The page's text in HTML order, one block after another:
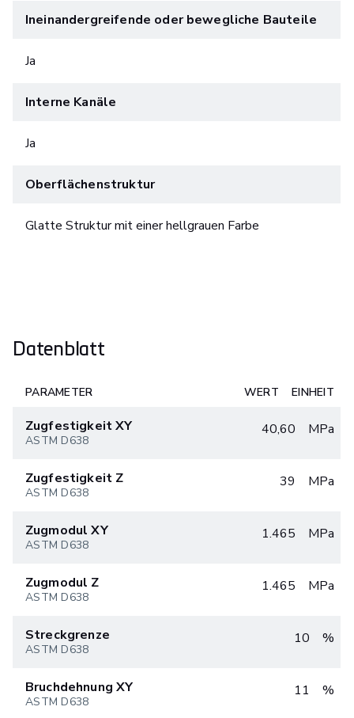
Ineinandergreifende oder bewegliche Bauteile
Ja
Interne Kanäle
Ja
Oberflächenstruktur
Glatte Struktur mit einer hellgrauen Farbe
Datenblatt
PARAMETER WERT EINHEIT
Zugfestigkeit XY
ASTM D638
40,60 MPa
Zugfestigkeit Z
ASTM D638
39 MPa
Zugmodul XY
ASTM D638
1.465 MPa
Zugmodul Z
ASTM D638
1.465 MPa
Streckgrenze
ASTM D638
10 %
Bruchdehnung XY
ASTM D638
11 %